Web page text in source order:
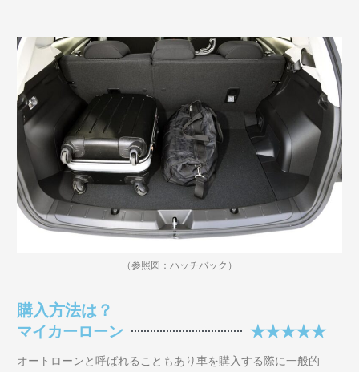
（参照図：ハッチバック）
購入方法は？
マイカーローン ★★★★★
オートローンと呼ばれることもあり車を購入する際に一般的